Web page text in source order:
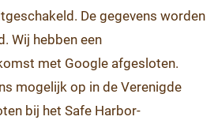
De gegevens worden
Wij hebben een
met Google afgesloten.
mogelijk op in de Verenigde
bij het Safe Harbor-